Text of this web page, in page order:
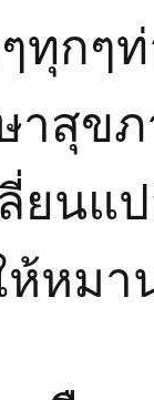
กๆท่
าสุข
ยนแ
หมา